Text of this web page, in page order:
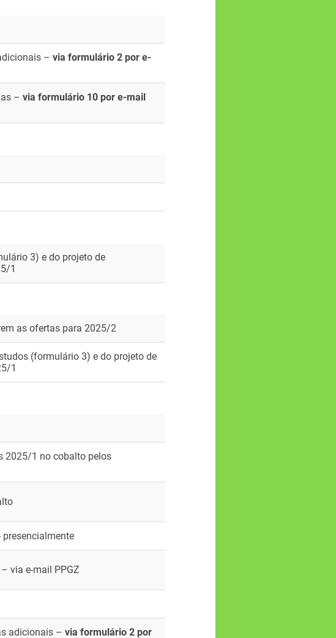
– via formulário 2 por e-
– via formulário 10 por e-mail
3) e do projeto de
1
as ofertas para 2025/2
(formulário 3) e do projeto de
1
2025/1 no cobalto pelos
via e-mail PPGZ
adicionais – via formulário 2 por